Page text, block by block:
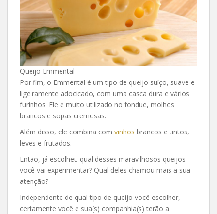
Queijo Emmental
Por fim, o Emmental é um tipo de queijo suíço, suave e
ligeiramente adocicado, com uma casca dura e vários
furinhos. Ele é muito utilizado no fondue, molhos
brancos e sopas cremosas.
Além disso, ele combina com vinhos brancos e tintos,
leves e frutados.
Então, já escolheu qual desses maravilhosos queijos
você vai experimentar? Qual deles chamou mais a sua
atenção?
Independente de qual tipo de queijo você escolher,
certamente você e sua(s) companhia(s) terão a